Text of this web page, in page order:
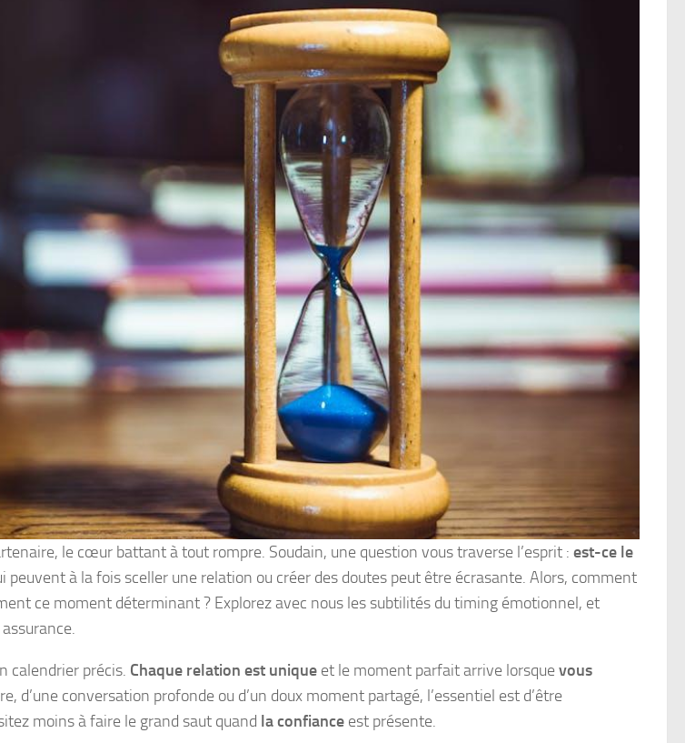
le cœur battant à tout rompre. Soudain, une question vous traverse l’esprit : est-ce le
peuvent à la fois sceller une relation ou créer des doutes peut être écrasante. Alors, comment
ce moment déterminant ? Explorez avec nous les subtilités du timing émotionnel, et
calendrier précis. Chaque relation est unique et le moment parfait arrive lorsquevous
d’une conversation profonde ou d’un doux moment partagé, l’essentiel est d’être
moins à faire le grand saut quand la confiance est présente.